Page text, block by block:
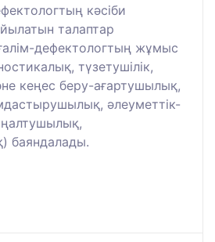
кәсіби
талаптар
дефектологтың жұмыс
түзетушілік,
кеңес беру-ағартушылық,
әлеуметтік-
баяндалады.